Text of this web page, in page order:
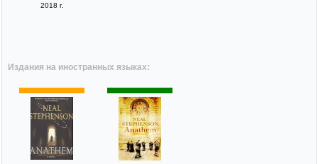
2018 г.
Издания на иностранных языках: